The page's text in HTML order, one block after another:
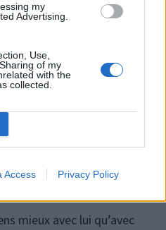
my
Advertising.
Use,
of my
with the
collected.
Access Privacy Policy
clé pour être heureux en
cet expert
bien réussir son plan
mieux avec lui qu’avec